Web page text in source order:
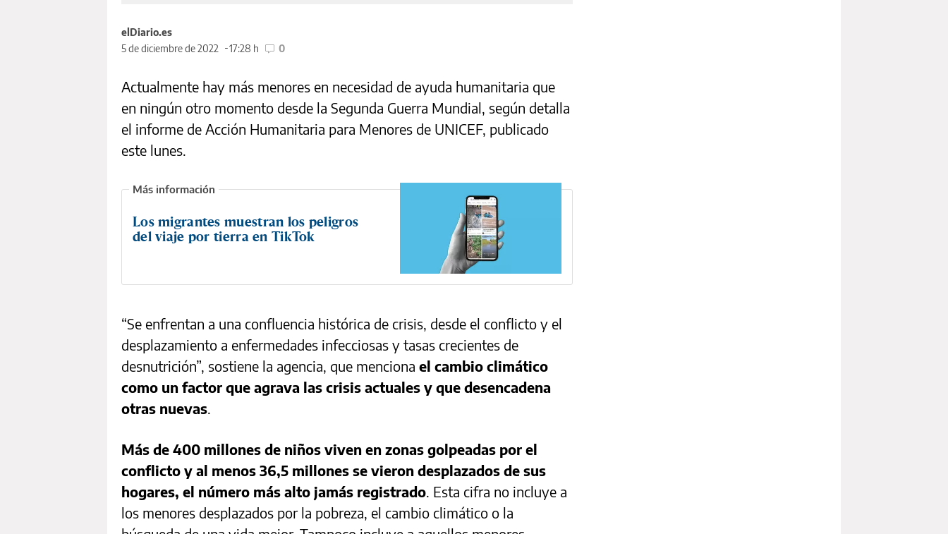
elDiario.es
5 de diciembre de 2022
17:28 h 0
Actualmente hay más menores en necesidad de ayuda humanitaria que
en ningún otro momento desde la Segunda Guerra Mundial, según detalla
el informe de Acción Humanitaria para Menores de UNICEF, publicado
este lunes.
Los migrantes muestran los peligros
del viaje por tierra en TikTok
“Se enfrentan a una confluencia histórica de crisis, desde el conflicto y el
desplazamiento a enfermedades infecciosas y tasas crecientes de
desnutrición”, sostiene la agencia, que menciona el cambio climático
como un factor que agrava las crisis actuales y que desencadena
otras nuevas.
Más de 400 millones de niños viven en zonas golpeadas por el
conflicto y al menos 36,5 millones se vieron desplazados de sus
hogares, el número más alto jamás registrado. Esta cifra no incluye a
los menores desplazados por la pobreza, el cambio climático o la